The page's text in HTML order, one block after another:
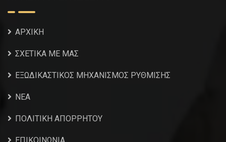
ΑΡΧΙΚΗ
ΣΧΕΤΙΚΑ ΜΕ ΜΑΣ
ΕΞΩΔΙΚΑΣΤΙΚΟΣ ΜΗΧΑΝΙΣΜΟΣ ΡΥΘΜΙΣΗΣ
NEA
ΠΟΛΙΤΙΚΗ ΑΠΟΡΡΗΤΟΥ
ΕΠΙΚΟΙΝΩΝΙΑ